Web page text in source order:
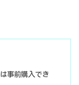
事前購入でき